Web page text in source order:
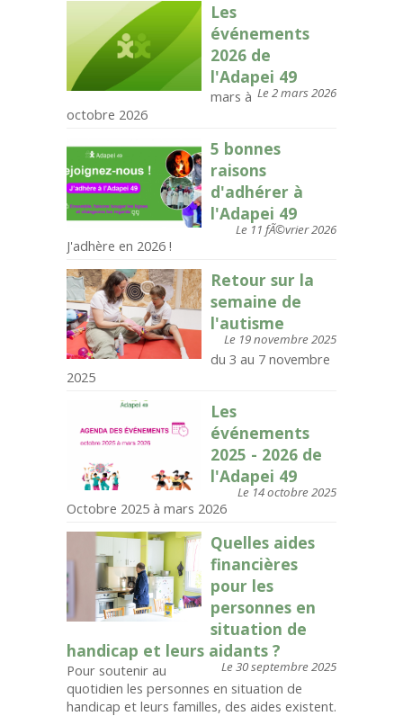
Les
événements
2026 de
l'Adapei 49
Le 2 mars 2026
mars à
octobre 2026
5 bonnes
raisons
d'adhérer à
l'Adapei 49
Le 11 fÃ©vrier 2026
J'adhère en 2026 !
Retour sur la
semaine de
l'autisme
Le 19 novembre 2025
du 3 au 7 novembre
2025
Les
événements
2025 - 2026 de
l'Adapei 49
Le 14 octobre 2025
Octobre 2025 à mars 2026
Quelles aides
financières
pour les
personnes en
situation de
handicap et leurs aidants ?
Le 30 septembre 2025
Pour soutenir au
quotidien les personnes en situation de
handicap et leurs familles, des aides existent.